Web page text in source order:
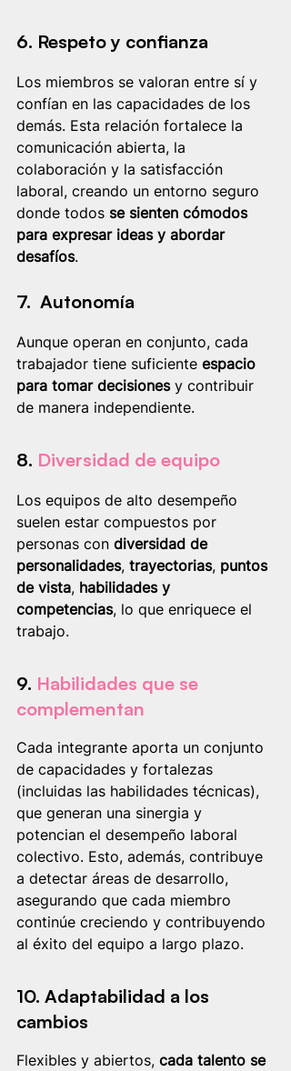
6. Respeto y confianza
Los miembros se valoran entre sí y
confían en las capacidades de los
demás. Esta relación fortalece la
comunicación abierta, la
colaboración y la satisfacción
laboral, creando un entorno seguro
donde todos se sienten cómodos
para expresar ideas y abordar
desafíos.
7.  Autonomía
Aunque operan en conjunto, cada
trabajador tiene suficiente espacio
para tomar decisiones y contribuir
de manera independiente.
8. Diversidad de equipo
Los equipos de alto desempeño
suelen estar compuestos por
personas con diversidad de
personalidades, trayectorias, puntos
de vista, habilidades y
competencias, lo que enriquece el
trabajo.
9. Habilidades que se
complementan
Cada integrante aporta un conjunto
de capacidades y fortalezas
(incluidas las habilidades técnicas),
que generan una sinergia y
potencian el desempeño laboral
colectivo. Esto, además, contribuye
a detectar áreas de desarrollo,
asegurando que cada miembro
continúe creciendo y contribuyendo
al éxito del equipo a largo plazo.
10. Adaptabilidad a los
cambios
Flexibles y abiertos, cada talento se